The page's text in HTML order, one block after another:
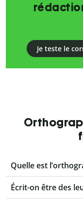
Je teste le
Quelle est
Écrit-on être des